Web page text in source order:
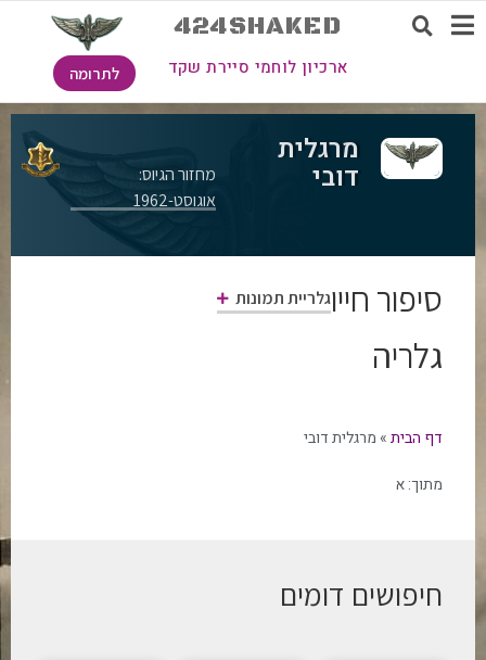
424SHAKED
ארכיון לוחמי סיירת שקד לתרומה
מרגלית
דובי
מחזור הגיוס:
אוגוסט-1962
סיפור חייוגלריית תמונות
גלריה
דף הבית» מרגלית דובי
מתוך:א
חיפושים דומים